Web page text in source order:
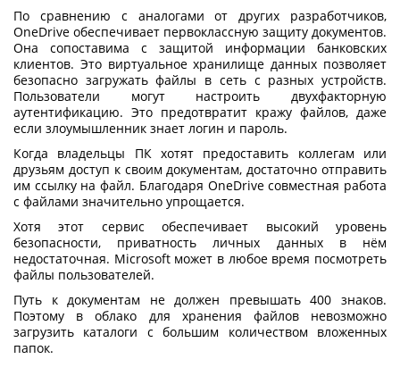
По сравнению с аналогами от других разработчиков,
OneDrive обеспечивает первоклассную защиту документов.
Она сопоставима с защитой информации банковских
клиентов. Это виртуальное хранилище данных позволяет
безопасно загружать файлы в сеть с разных устройств.
Пользователи могут настроить двухфакторную
аутентификацию. Это предотвратит кражу файлов, даже
если злоумышленник знает логин и пароль.
Когда владельцы ПК хотят предоставить коллегам или
друзьям доступ к своим документам, достаточно отправить
им ссылку на файл. Благодаря OneDrive совместная работа
с файлами значительно упрощается.
Хотя этот сервис обеспечивает высокий уровень
безопасности, приватность личных данных в нём
недостаточная. Microsoft может в любое время посмотреть
файлы пользователей.
Путь к документам не должен превышать 400 знаков.
Поэтому воблако для хранения файловневозможно
загрузить каталоги с большим количеством вложенных
папок.